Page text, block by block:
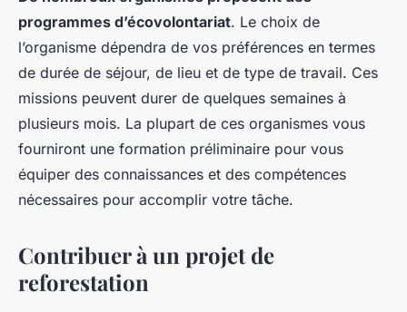
programmes d’écovolontariat. Le choix de
l’organisme dépendra de vos préférences en termes
de durée de séjour, de lieu et de type de travail. Ces
missions peuvent durer de quelques semaines à
plusieurs mois. La plupart de ces organismes vous
fourniront une formation préliminaire pour vous
équiper des connaissances et des compétences
nécessaires pour accomplir votre tâche.
Contribuer à un projet de
reforestation